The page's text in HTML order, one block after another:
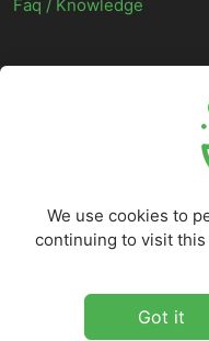
Faq / Knowledge
We use cookies to
continuing to visit
Got it